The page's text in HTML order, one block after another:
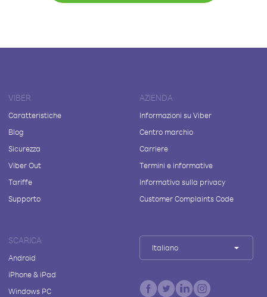
VIBER
Caratteristiche
Blog
Sicurezza
Viber Out
Tariffe
Supporto
AZIENDA
Informazioni su Viber
Centro marchio
Carriere
Termini e informative
Informativa sulla privacy
Customer Complaints Code
SCARICA
Android
iPhone & iPad
Windows PC
Italiano